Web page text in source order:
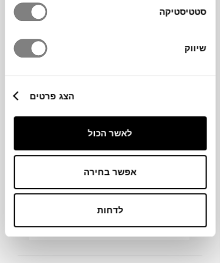
סטטיסטיקה
שיווק
הצג פרטים
לאשר הכול
אפשר בחירה
לדחות
שואפת ליצור חפצים המשתלבים באופן טבעי
בחיי היומיום ומשרתים את המשתמש לאורך זמן.
ועל־זמני ונוחות המתאימה לשימוש יומיומי
במגוון סביבות. הכיסא בנוי משלדת צינורות
המדגיש את המחויבות לקיימות ולשימוש
בחומרים ידידותיים לסביבה.
42X45X76H ס"מ